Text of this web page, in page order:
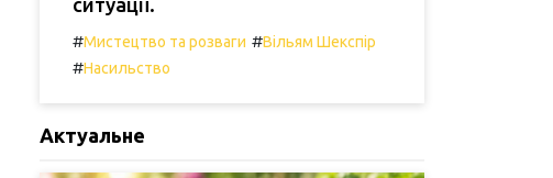
#Мистецтво та розваги #Вільям Шекспір
#Насильство
Актуальне